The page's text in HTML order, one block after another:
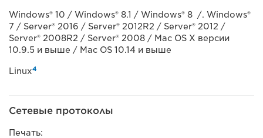
Windows® 10 / Windows® 8.1 / Windows® 8 /. Windows®
7 / Server® 2016 / Server® 2012R2 / Server® 2012 /
Server® 2008R2 / Server® 2008 / Mac OS X версии
10.9.5 и выше / Mac OS 10.14 и выше
Linux4
Сетевые протоколы
Печать: